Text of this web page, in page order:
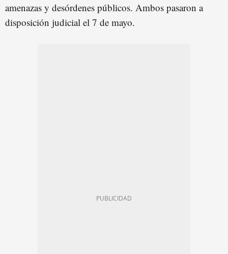
amenazas y desórdenes públicos. Ambos pasaron a
disposición judicial el 7 de mayo.